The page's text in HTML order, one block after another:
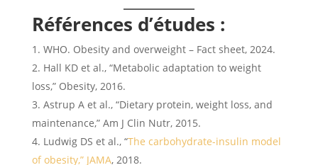
Références d’études :
WHO. Obesity and overweight – Fact sheet, 2024.
Hall KD et al., “Metabolic adaptation to weight
loss,” Obesity, 2016.
Astrup A et al., “Dietary protein, weight loss, and
maintenance,” Am J Clin Nutr, 2015.
Ludwig DS et al., “The carbohydrate-insulin model
of obesity,” JAMA, 2018.